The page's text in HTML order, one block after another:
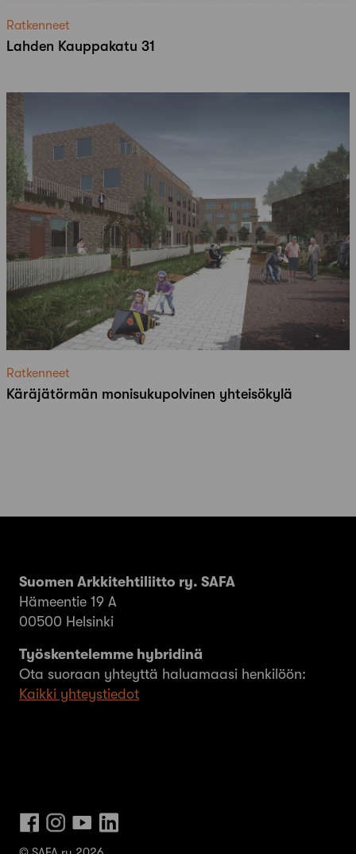
Ratkenneet
Lahden Kauppakatu 31
Ratkenneet
Käräjätörmän monisukupolvinen yhteisökylä
Suomen Arkkitehtiliitto ry. SAFA
Hämeentie 19 A
00500 Helsinki
Työskentelemme hybridinä
Ota suoraan yhteyttä haluamaasi henkilöön:
Kaikki yhteystiedot